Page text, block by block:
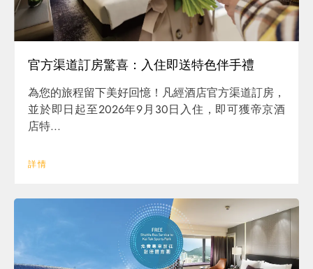
官方渠道訂房驚喜：入住即送特色伴手禮
為您的旅程留下美好回憶！凡經酒店官方渠道訂房，
並於即日起至2026年9月30日入住，即可獲帝京酒
店特...
詳情